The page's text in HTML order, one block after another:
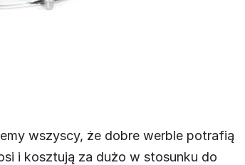
wszyscy, że dobre werble potrafią
i kosztują za dużo w stosunku do